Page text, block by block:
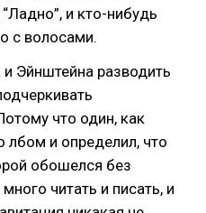
и кто-нибудь
с волосами.
Эйнштейна разводить
что один, как
лбом и определил, что
обошелся без
читать и писать, и